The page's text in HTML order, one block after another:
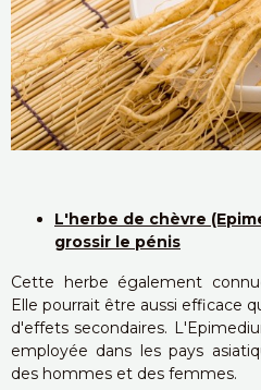
L'herbe de chèvre
grossir le pénis
Cette herbe également
Elle pourrait être aussi efficace
d'effets secondaires.
employée dans les pays
des hommes et des femmes.